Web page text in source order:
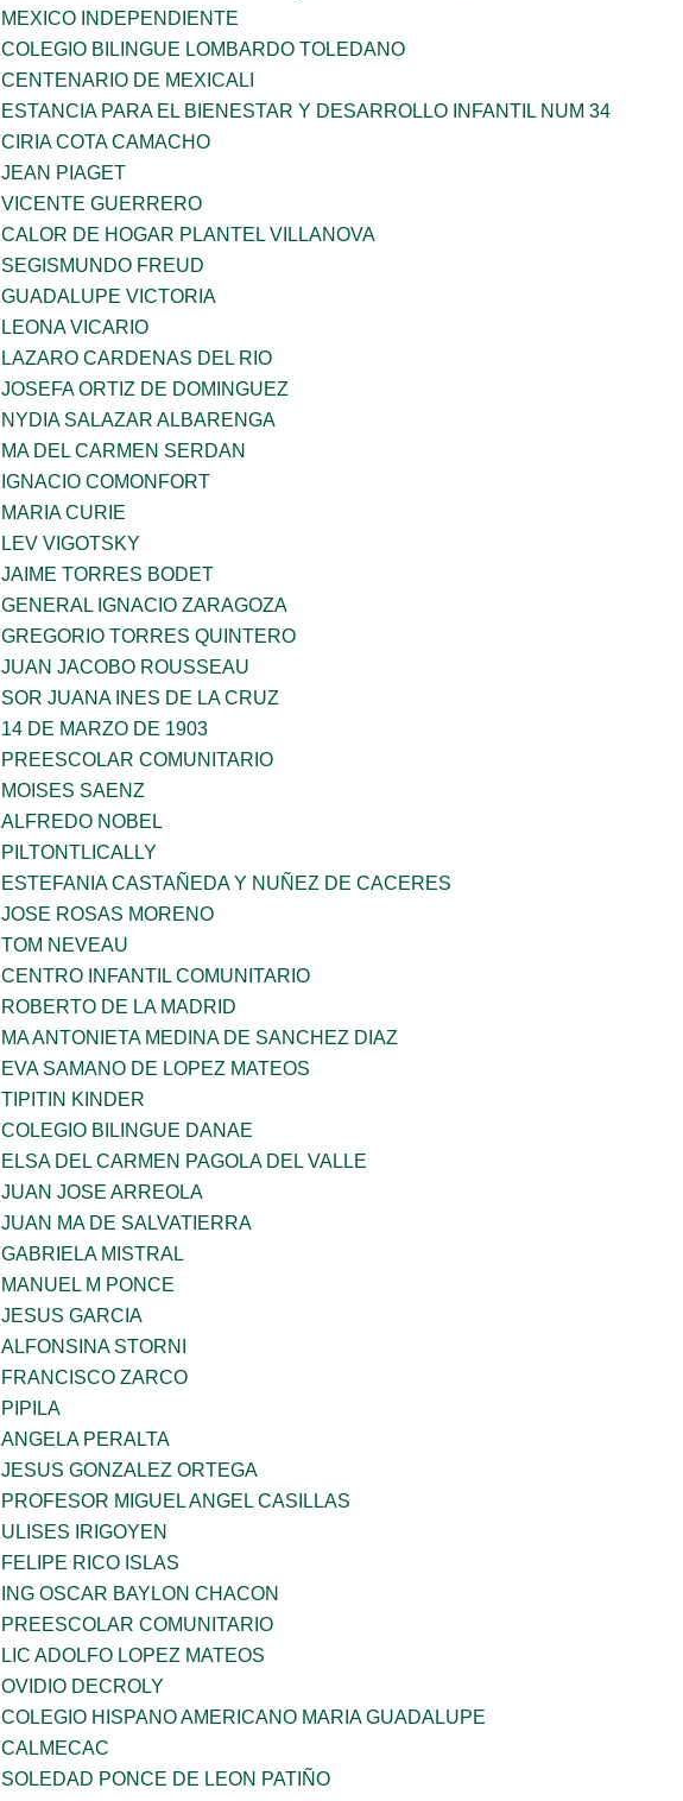
MEXICO INDEPENDIENTE
COLEGIO BILINGUE LOMBARDO TOLEDANO
CENTENARIO DE MEXICALI
ESTANCIA PARA EL BIENESTAR Y DESARROLLO INFANTIL NUM 34
CIRIA COTA CAMACHO
JEAN PIAGET
VICENTE GUERRERO
CALOR DE HOGAR PLANTEL VILLANOVA
SEGISMUNDO FREUD
GUADALUPE VICTORIA
LEONA VICARIO
LAZARO CARDENAS DEL RIO
JOSEFA ORTIZ DE DOMINGUEZ
NYDIA SALAZAR ALBARENGA
MA DEL CARMEN SERDAN
IGNACIO COMONFORT
MARIA CURIE
LEV VIGOTSKY
JAIME TORRES BODET
GENERAL IGNACIO ZARAGOZA
GREGORIO TORRES QUINTERO
JUAN JACOBO ROUSSEAU
SOR JUANA INES DE LA CRUZ
14 DE MARZO DE 1903
PREESCOLAR COMUNITARIO
MOISES SAENZ
ALFREDO NOBEL
PILTONTLICALLY
ESTEFANIA CASTAÑEDA Y NUÑEZ DE CACERES
JOSE ROSAS MORENO
TOM NEVEAU
CENTRO INFANTIL COMUNITARIO
ROBERTO DE LA MADRID
MA ANTONIETA MEDINA DE SANCHEZ DIAZ
EVA SAMANO DE LOPEZ MATEOS
TIPITIN KINDER
COLEGIO BILINGUE DANAE
ELSA DEL CARMEN PAGOLA DEL VALLE
JUAN JOSE ARREOLA
JUAN MA DE SALVATIERRA
GABRIELA MISTRAL
MANUEL M PONCE
JESUS GARCIA
ALFONSINA STORNI
FRANCISCO ZARCO
PIPILA
ANGELA PERALTA
JESUS GONZALEZ ORTEGA
PROFESOR MIGUEL ANGEL CASILLAS
ULISES IRIGOYEN
FELIPE RICO ISLAS
ING OSCAR BAYLON CHACON
PREESCOLAR COMUNITARIO
LIC ADOLFO LOPEZ MATEOS
OVIDIO DECROLY
COLEGIO HISPANO AMERICANO MARIA GUADALUPE
CALMECAC
SOLEDAD PONCE DE LEON PATIÑO